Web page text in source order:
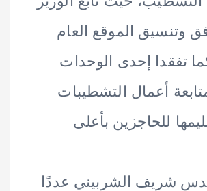
الموقع العام
إحدى الوحدات
التشطيبات
بأعلى
الشربيني عددًا